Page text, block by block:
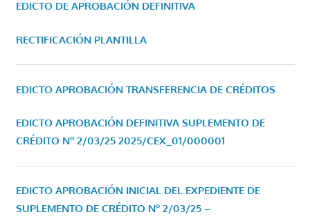
EDICTO DE APROBACIÓN DEFINITIVA
RECTIFICACIÓN PLANTILLA
EDICTO APROBACIÓN TRANSFERENCIA DE CRÉDITOS
EDICTO APROBACIÓN DEFINITIVA SUPLEMENTO DE
CRÉDITO Nº 2/03/25 2025/CEX_01/000001
EDICTO APROBACIÓN INICIAL DEL EXPEDIENTE DE
SUPLEMENTO DE CRÉDITO Nº 2/03/25 –